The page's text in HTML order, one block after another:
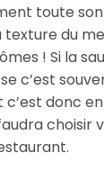
toute
texture du
! Si la
c’est
donc
choisir